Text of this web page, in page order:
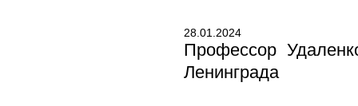
28.01.2024
Профессор
Ленинграда